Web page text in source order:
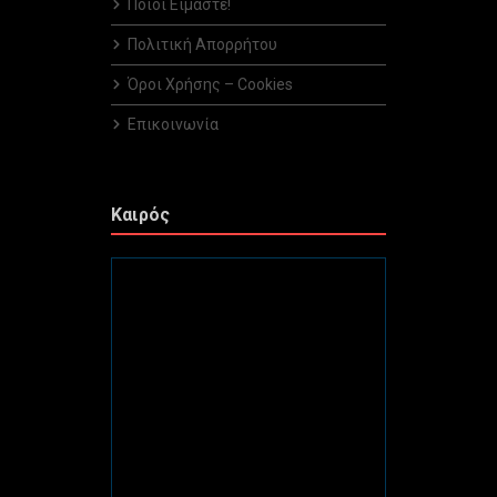
Ποιοί Είμαστε!
Πολιτική Απορρήτου
Όροι Χρήσης – Cookies
Επικοινωνία
Καιρός